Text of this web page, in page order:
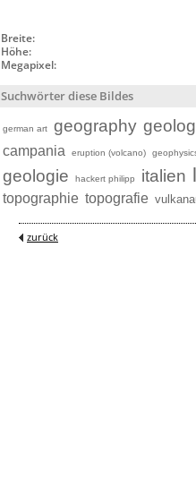
Breite:
Höhe:
Megapixel:
Suchwörter diese Bildes
german art geography
campania eruption (volcano)
geologie hackert philipp italien
topographie topografie
zurück